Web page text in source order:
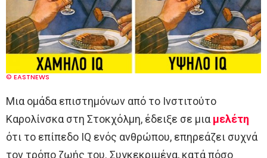
© EASTNEWS
Μια ομάδα επιστημόνων από το Ινστιτούτο
Καρολίνσκα στη Στοκχόλμη, έδειξε σε μιαμελέτη
ότι το επίπεδο IQ ενός ανθρώπου, επηρεάζει συχνά
τον τρόπο ζωής του. Συγκεκριμένα, κατά πόσο